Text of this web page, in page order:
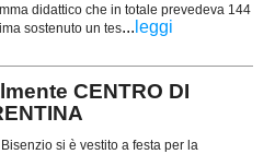
didattico che in totale prevedeva 144
sostenuto un tes... leggi
CENTRO DI
si è vestito a festa per la